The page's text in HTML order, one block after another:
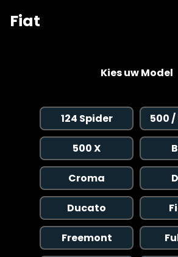
Kies uw Model
124 Spider 500 /
500 X
Croma
Ducato
Freemont